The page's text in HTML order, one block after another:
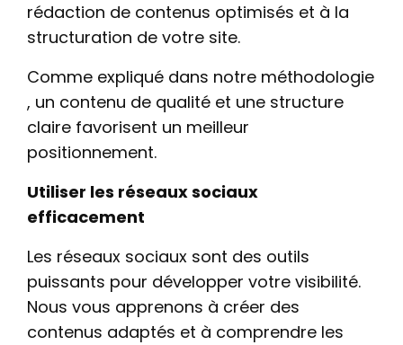
rédaction de contenus optimisés et à la
structuration de votre site.
Comme expliqué dans notre méthodologie
, un contenu de qualité et une structure
claire favorisent un meilleur
positionnement.
Utiliser les réseaux sociaux
efficacement
Les réseaux sociaux sont des outils
puissants pour développer votre visibilité.
Nous vous apprenons à créer des
contenus adaptés et à comprendre les